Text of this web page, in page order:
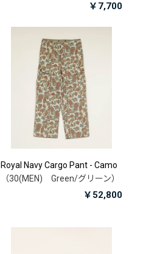
￥7,700
Royal Navy Cargo Pant - Camo
（30(MEN) Green/グリーン）
￥52,800